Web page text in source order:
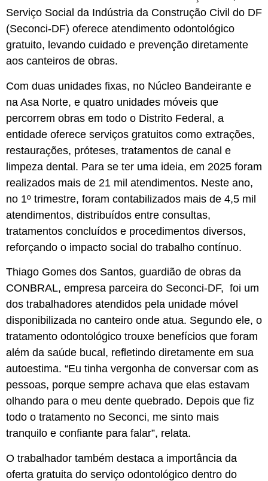
Serviço Social da Indústria da Construção Civil do DF
(Seconci-DF) oferece atendimento odontológico
gratuito, levando cuidado e prevenção diretamente
aos canteiros de obras.
Com duas unidades fixas, no Núcleo Bandeirante e
na Asa Norte, e quatro unidades móveis que
percorrem obras em todo o Distrito Federal, a
entidade oferece serviços gratuitos como extrações,
restaurações, próteses, tratamentos de canal e
limpeza dental. Para se ter uma ideia, em 2025 foram
realizados mais de 21 mil atendimentos. Neste ano,
no 1º trimestre, foram contabilizados mais de 4,5 mil
atendimentos, distribuídos entre consultas,
tratamentos concluídos e procedimentos diversos,
reforçando o impacto social do trabalho contínuo.
Thiago Gomes dos Santos, guardião de obras da
CONBRAL, empresa parceira do Seconci-DF, foi um
dos trabalhadores atendidos pela unidade móvel
disponibilizada no canteiro onde atua. Segundo ele, o
tratamento odontológico trouxe benefícios que foram
além da saúde bucal, refletindo diretamente em sua
autoestima. “Eu tinha vergonha de conversar com as
pessoas, porque sempre achava que elas estavam
olhando para o meu dente quebrado. Depois que fiz
todo o tratamento no Seconci, me sinto mais
tranquilo e confiante para falar”, relata.
O trabalhador também destaca a importância da
oferta gratuita do serviço odontológico dentro do